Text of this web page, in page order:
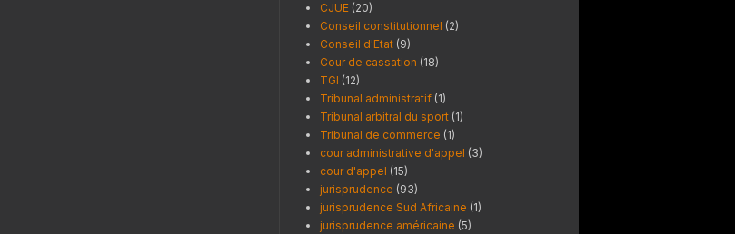
CJUE (20)
Conseil constitutionnel (2)
Conseil d'Etat (9)
Cour de cassation (18)
TGI (12)
Tribunal administratif (1)
Tribunal arbitral du sport (1)
Tribunal de commerce (1)
cour administrative d'appel (3)
cour d'appel (15)
jurisprudence (93)
jurisprudence Sud Africaine (1)
jurisprudence américaine (5)